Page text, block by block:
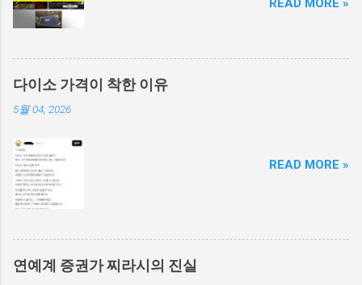
다이소 가격이 착한 이유
5월 04, 2026
READ MORE »
연예계 증권가 찌라시의 진실